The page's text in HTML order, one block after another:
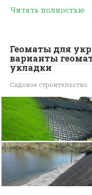
Читать полностью
Геоматы для
варианты
укладки
Садовое строительство